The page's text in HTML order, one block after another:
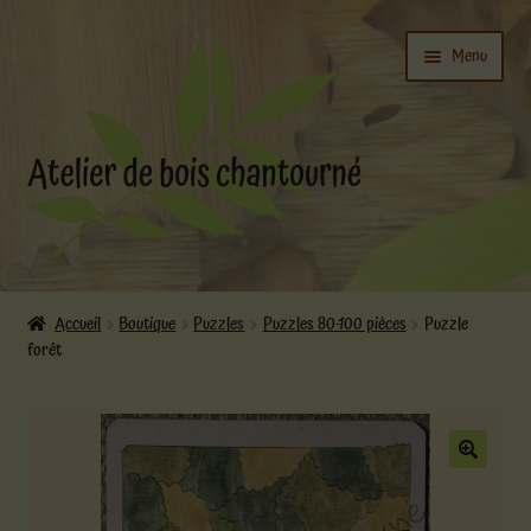
navigation
Menu
Ouvrir
le
menu
enfant
Actualités
Accueil Boutique Puzzles Puzzles 80-100 pièces
Puzzle
forêt